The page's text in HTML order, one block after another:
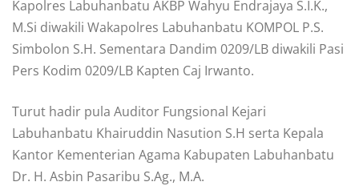
Kapolres Labuhanbatu AKBP Wahyu Endrajaya S.I.K.,
M.Si diwakili Wakapolres Labuhanbatu KOMPOL P.S.
Simbolon S.H. Sementara Dandim 0209/LB diwakili Pasi
Pers Kodim 0209/LB Kapten Caj Irwanto.
Turut hadir pula Auditor Fungsional Kejari
Labuhanbatu Khairuddin Nasution S.H serta Kepala
Kantor Kementerian Agama Kabupaten Labuhanbatu
Dr. H. Asbin Pasaribu S.Ag., M.A.